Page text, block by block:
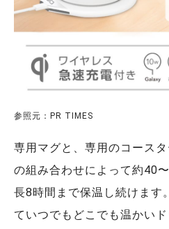
参照元：PR TIMES
専⽤マグと、専⽤のコース
の組み合わせによって約40
⻑8時間まで保温し続けます
ていつでもどこでも温かい